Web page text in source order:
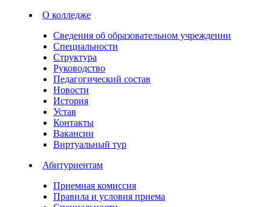
О колледже
Сведения об образовательном учреждении
Специальности
Структура
Руководство
Педагогический состав
Новости
История
Устав
Контакты
Вакансии
Виртуальный тур
Абитуриентам
Приемная комиссия
Правила и условия приема